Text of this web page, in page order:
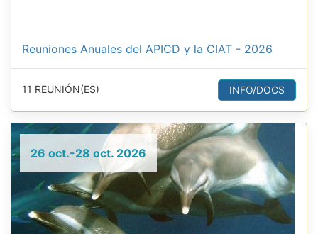
Reuniones Anuales del APICD y la CIAT - 2026
11 REUNIÓN(ES) INFO/DOCS
26 oct.-28 oct. 2026